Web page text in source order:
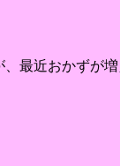
最近おかずが